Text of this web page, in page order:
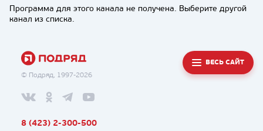
Программа для этого канала не получена. Выберите другой
канал из списка.
© Подряд, 1997-2026
ВЕСЬ САЙТ
8 (423) 2-300-500